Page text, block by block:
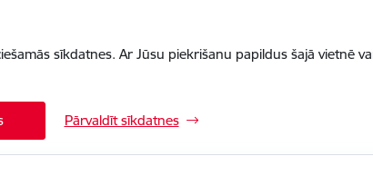
sīkdatnes. Ar Jūsu piekrišanu papildus šajā vietnē
Pārvaldīt sīkdatnes